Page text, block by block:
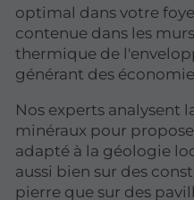
optimal dans votre
contenue dans les
thermique de
générant des
Nos experts analysent
minéraux pour
adapté à la géologie
aussi bien sur des
pierre que sur des